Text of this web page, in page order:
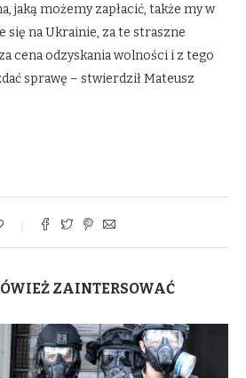
jaką możemy zapłacić, także my w
się na Ukrainie, za te straszne
cena odzyskania wolności i z tego
sprawę – stwierdził Mateusz
ZAINTERSOWAĆ